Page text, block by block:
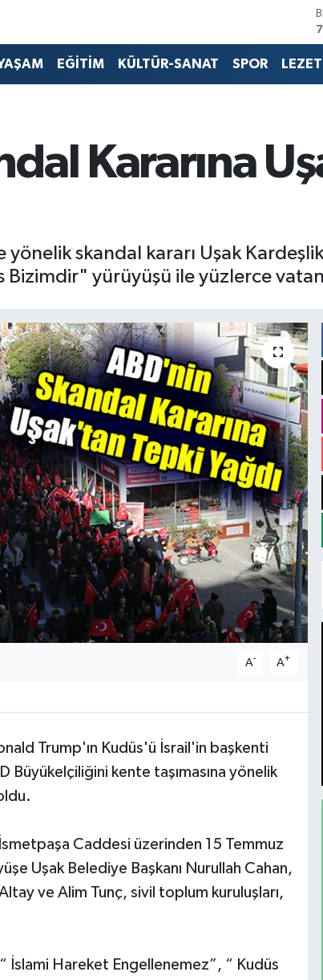
EĞİTİM KÜLTÜR-SANAT SPOR
Kararına
yönelik skandal kararı Uşak
yürüyüşü ile yüzlerce
A- A+
Trump'ın Kudüs'ü İsrail'in başkenti
Büyükelçiliğini kente taşımasına yönelik
Caddesi üzerinden 15 Temmuz
Uşak Belediye Başkanı Nurullah Cahan,
ve Alim Tunç, sivil toplum kuruluşları,
İslami Hareket Engellenemez”, “ Kudüs